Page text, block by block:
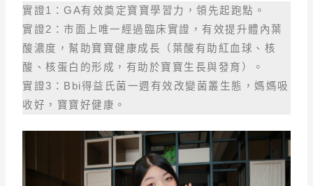
實證1：GA有效奠定寶寶學習力，領先起跑點。
實證2：市面上唯一經過臨床實證，有效提升體內葉
酸濃度，幫助寶寶健康成長（葉酸有助紅血球、核
酸、核蛋白的形成，有助於寶寶生長與發育）。
實證3：Bbi得益氏菌一週有效改變菌叢生態，媽媽吸
收好，寶寶好健康。